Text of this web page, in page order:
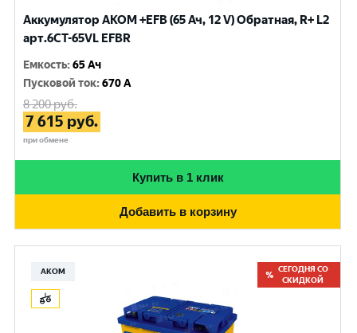
Аккумулятор AKOM +EFB (65 Ач, 12 V) Обратная, R+ L2
арт.6CT-65VL EFBR
Емкость:65 Ач
Пусковой ток:670 A
8 200руб.
7 615 руб.
при обмене
Купить в 1 клик
Добавить в корзину
АКОМ
СЕГОДНЯ СО
СКИДКОЙ